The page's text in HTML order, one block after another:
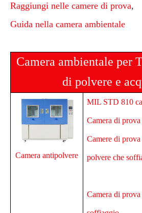
Raggiungi nelle camere di prova,
Guida nella camera ambientale
Camera ambientale per
di polvere e
Camera antipolvere
MIL STD 810
Camera di
Camere di
polvere che
Camera di